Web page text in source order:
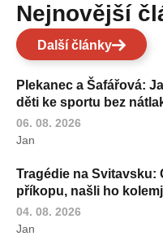
Nejnovější
Další články
Plekanec a Šafářová:
děti ke sportu bez
06. 08. 2026
Jan
Tragédie na Svitavsku:
příkopu, našli ho
04. 08. 2026
Jan